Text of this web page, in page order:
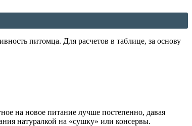
питомца. Для расчетов в таблице, за основу
на новое питание лучше постепенно, давая
натуралкой на «сушку» или консервы.